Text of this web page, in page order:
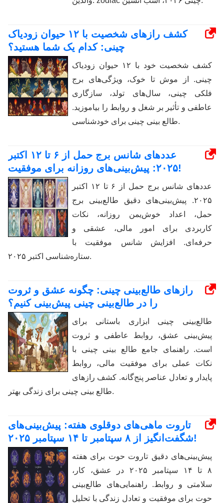
کشف رازهای شخصیت با ۱۲ حیوان زودیاک
چینی: کدام یک شما هستید؟
کشف شخصیت خود با ۱۲ حیوان زودیاک
چینی. از موش تا خوک، ویژگی‌های برج
فلکی چینی، سال‌های تولد، سازگاری
عاطفی و تأثیر بر شغل و روابط را بیاموزید.
طالع بینی چینی برای خودشناسی.
عددهای شانس برج حمل از ۶ تا ۱۲ اکتبر
۲۰۲۵: پیش‌بینی‌های روزانه برای موفقیت!
عددهای شانس برج حمل از ۶ تا ۱۲ اکتبر
۲۰۲۵. پیش‌بینی‌های دقیق طالع‌بینی برج
حمل، اعداد خوش‌یمن روزانه، نکات
کاربردی برای امور مالی، عشقی و
حرفه‌ای. افزایش شانس موفقیت با
ستاره‌شناسی اکتبر ۲۰۲۵.
رازهای طالع‌بینی چینی: چگونه عشق و ثروت
را در طالع‌بینی چینی پیش‌بینی کنیم؟
طالع‌بینی چینی ابزاری باستانی برای
پیش‌بینی عشق، روابط عاطفی و ثروت
است. راهنمای جامع طالع بینی چینی با
نکات عملی برای موفقیت مالی، روابط
پایدار و تعادل عناصر پنج‌گانه. کشف رازهای
طالع بینی چینی برای زندگی بهتر.
تاروت ماهی‌های دوقلوی هفته: پیش‌بینی‌های
شگفت‌انگیز از ۸ سپتامبر تا ۱۴ سپتامبر ۲۰۲۵!
پیش‌بینی‌های دقیق تاروت حوت برای هفته
۸ تا ۱۴ سپتامبر ۲۰۲۵ در عشق، کار،
سلامتی و روابط. راهنمایی‌های طالع‌بینی
حوت برای موفقیت و تعادل زندگی با تحلیل